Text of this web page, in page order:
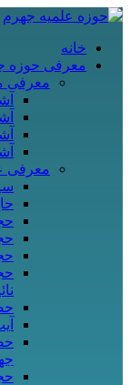
خانه
معرفی حوزه
معرفی
معرفی